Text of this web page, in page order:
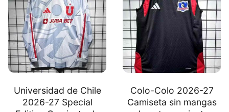
Universidad de Chile
2026-27 Special
Colo-Colo 2026-27
Camiseta sin mangas